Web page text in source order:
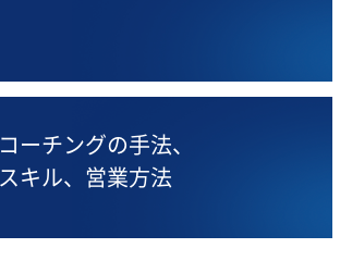
コーチングの手法、
スキル、営業方法